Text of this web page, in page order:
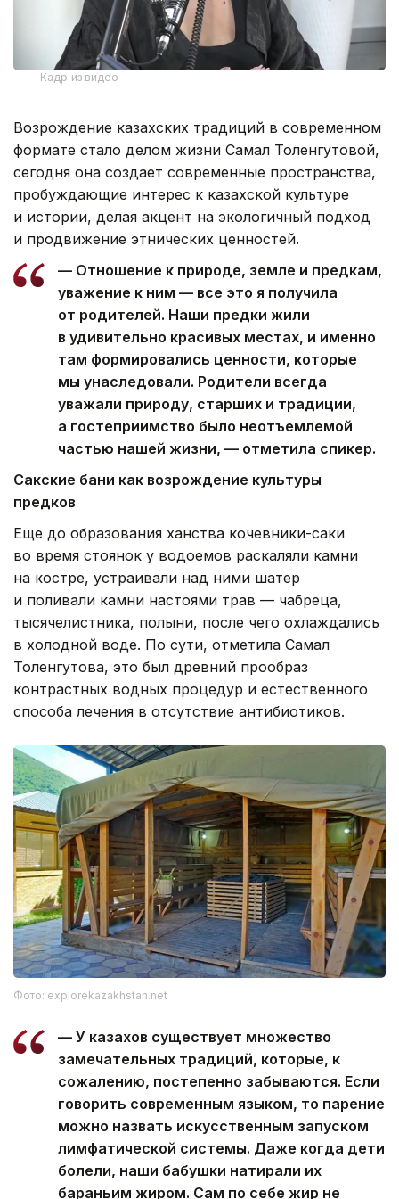
Кадр из видео
Возрождение казахских традиций в современном
формате стало делом жизни Самал Толенгутовой,
сегодня она создает современные пространства,
пробуждающие интерес к казахской культуре
и истории, делая акцент на экологичный подход
и продвижение этнических ценностей.
— Отношение к природе, земле и предкам,
уважение к ним — все это я получила
от родителей. Наши предки жили
в удивительно красивых местах, и именно
там формировались ценности, которые
мы унаследовали. Родители всегда
уважали природу, старших и традиции,
а гостеприимство было неотъемлемой
частью нашей жизни, — отметила спикер.
Сакские бани как возрождение культуры
предков
Еще до образования ханства кочевники-саки
во время стоянок у водоемов раскаляли камни
на костре, устраивали над ними шатер
и поливали камни настоями трав — чабреца,
тысячелистника, полыни, после чего охлаждались
в холодной воде. По сути, отметила Самал
Толенгутова, это был древний прообраз
контрастных водных процедур и естественного
способа лечения в отсутствие антибиотиков.
Фото: explorekazakhstan.net
— У казахов существует множество
замечательных традиций, которые, к
сожалению, постепенно забываются. Если
говорить современным языком, то парение
можно назвать искусственным запуском
лимфатической системы. Даже когда дети
болели, наши бабушки натирали их
бараньим жиром. Сам по себе жир не